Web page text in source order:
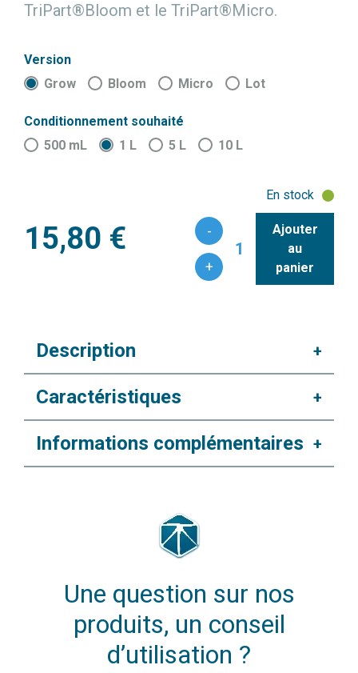
TriPart®Bloom et le TriPart®Micro.
Version
Grow
Bloom Micro Lot
Conditionnement souhaité
500 mL
1 L 5 L 10 L
15,80 €
En stock
Ajouter
au
panier
-
+
1
Description +
Caractéristiques +
Informations complémentaires +
Une question sur nos
produits, un conseil
d’utilisation ?